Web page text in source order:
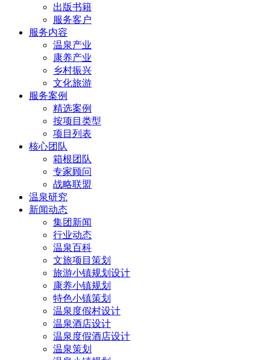
出版书籍
服务客户
服务内容
温泉产业
康养产业
乡村振兴
文化旅游
服务案例
精选案例
按项目类型
项目列表
核心团队
箱根团队
专家顾问
战略联盟
温泉研究
新闻动态
集团新闻
行业动态
温泉百科
文旅项目策划
旅游小镇规划设计
康养小镇规划
特色小镇策划
温泉度假村设计
温泉酒店设计
温泉度假酒店设计
温泉策划